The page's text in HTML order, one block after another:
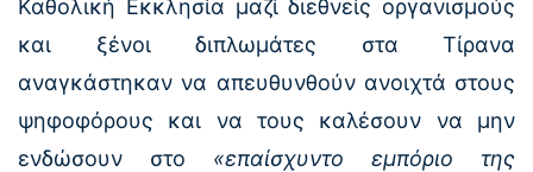
Καθολική Εκκλησία μαζί διεθνείς οργανισμούς
και ξένοι διπλωμάτες στα Τίρανα
αναγκάστηκαν να απευθυνθούν ανοιχτά στους
ψηφοφόρους και να τους καλέσουν να μην
ενδώσουν στο «επαίσχυντο εμπόριο της